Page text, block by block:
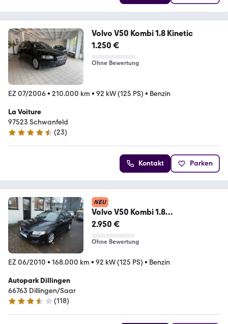
Volvo V50 Kombi 1.8 Kinetic
1.250 €
Ohne Bewertung
EZ 07/2006• 210.000 km • 92 kW (125 PS) • Benzin
La Voiture
97523 Schwanfeld
4.6 Sterne
(23)
Kontakt Parken
NEU
Volvo V50 Kombi 1.8
Kinetic"KLIMATR.-XENON"
2.950 €
Ohne Bewertung
EZ 06/2010 • 168.000 km • 92 kW (125 PS) • Benzin
Autopark Dillingen
66763 Dillingen/Saar
3.6 Sterne
(118)